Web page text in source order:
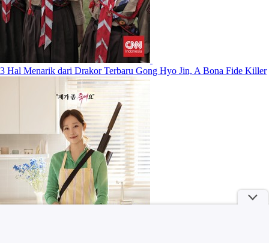
3 Hal Menarik dari Drakor Terbaru Gong Hyo Jin, A Bona Fide Killer